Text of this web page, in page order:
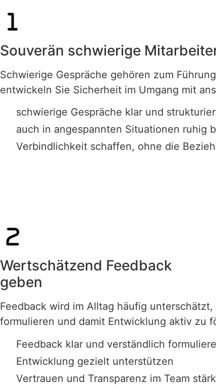
Souverän schwierige
Schwierige Gespräche gehören zum
entwickeln Sie Sicherheit im Umgang mit
schwierige Gespräche klar und
auch in angespannten Situationen ruhig
Verbindlichkeit schaffen, ohne die
Wertschätzend Feedback
geben
Feedback wird im Alltag häufig
formulieren und damit Entwicklung aktiv zu
Feedback klar und verständlich
Entwicklung gezielt unterstützen
Vertrauen und Transparenz im Team